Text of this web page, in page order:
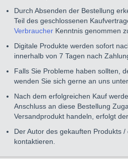
Durch Absenden der Bestellung
Teil des geschlossenen
Verbraucher Kenntnis genommen
Digitale Produkte werden sofort
innerhalb von 7 Tagen nach
Falls Sie Probleme haben sollten,
wenden Sie sich gerne an uns
Nach dem erfolgreichen Kauf
Anschluss an diese Bestellung
Versandprodukt handeln, erfolgt
Der Autor des gekauften Produkts
kontaktieren.